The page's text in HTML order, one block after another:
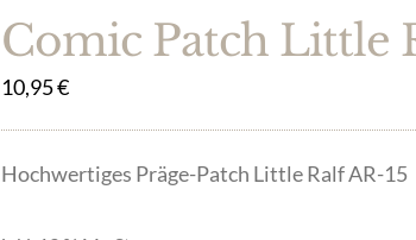
Comic Patch Little
10,95€
Hochwertiges Präge-Patch Little Ralf AR-15